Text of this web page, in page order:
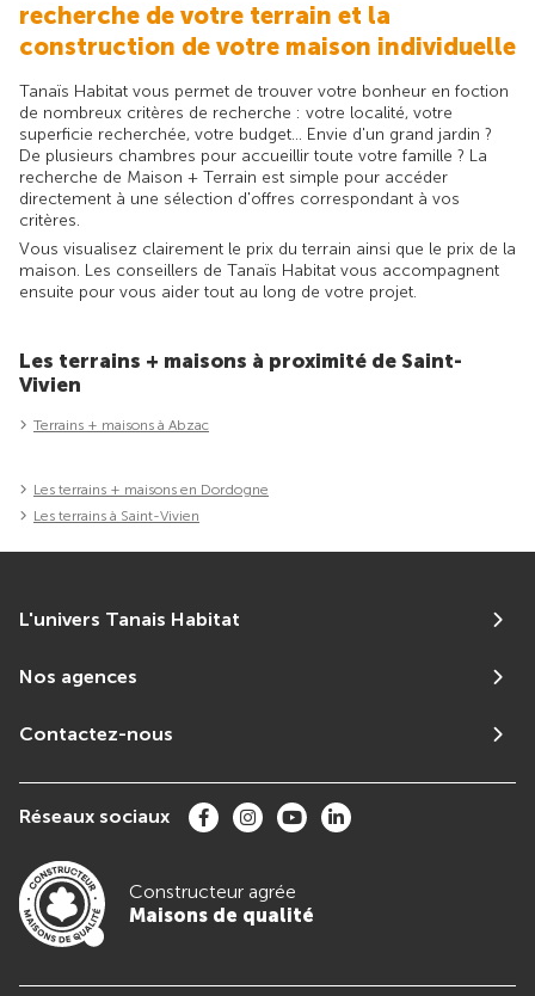
recherche de votre terrain et la
construction de votre maison individuelle
Tanaïs Habitat vous permet de trouver votre bonheur en foction
de nombreux critères de recherche : votre localité, votre
superficie recherchée, votre budget... Envie d'un grand jardin ?
De plusieurs chambres pour accueillir toute votre famille ? La
recherche de Maison + Terrain est simple pour accéder
directement à une sélection d'offres correspondant à vos
critères.
Vous visualisez clairement le prix du terrain ainsi que le prix de la
maison. Les conseillers de Tanaïs Habitat vous accompagnent
ensuite pour vous aider tout au long de votre projet.
Les terrains + maisons à proximité de Saint-
Vivien
Terrains + maisons à Abzac
Les terrains + maisons en Dordogne
Les terrains à Saint-Vivien
L'univers Tanais Habitat
Nos agences
Contactez-nous
Réseaux sociaux
Constructeur agrée
Maisons de qualité